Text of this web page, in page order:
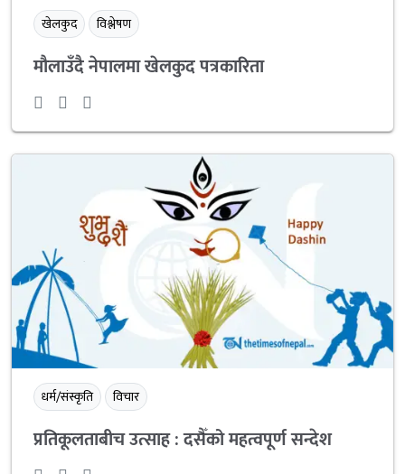
खेलकुद विश्लेषण
मौलाउँदै नेपालमा खेलकुद पत्रकारिता
धर्म/संस्कृति विचार
प्रतिकूलताबीच उत्साह : दसैँको महत्वपूर्ण सन्देश